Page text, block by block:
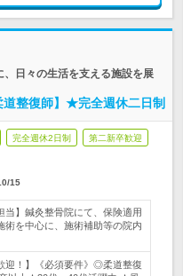
日々の生活を支える施設を展
整復師】★完全週休二日制
完全週休2日制 第二新卒歓迎
15
当】鍼灸整骨院にて、保険適用
術を中心に、施術補助等の院内
迎！】《必須要件》◎柔道整復